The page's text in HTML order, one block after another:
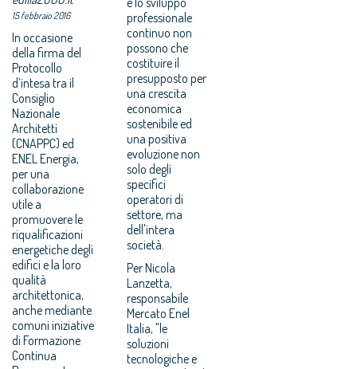
15 febbraio 2016
In occasione
della firma del
Protocollo
d’intesa tra il
Consiglio
Nazionale
Architetti
(CNAPPC) ed
ENEL Energia,
per una
collaborazione
utile a
promuovere le
riqualificazioni
energetiche degli
edifici e la loro
qualità
architettonica,
anche mediante
comuni iniziative
di Formazione
Continua
professionale
continuo non
possono che
costituire il
presupposto per
una crescita
economica
sostenibile ed
una positiva
evoluzione non
solo degli
specifici
operatori di
settore, ma
dell'intera
società.
Per Nicola
Lanzetta,
responsabile
Mercato Enel
Italia, "le
soluzioni
tecnologiche e